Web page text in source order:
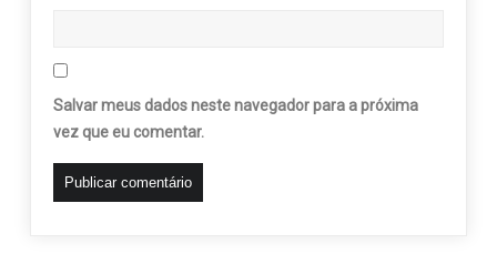
Salvar meus dados neste navegador para a próxima
vez que eu comentar.